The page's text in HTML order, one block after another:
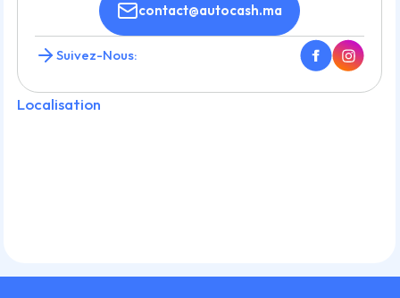
contact@autocash.ma
Suivez-Nous:
Localisation